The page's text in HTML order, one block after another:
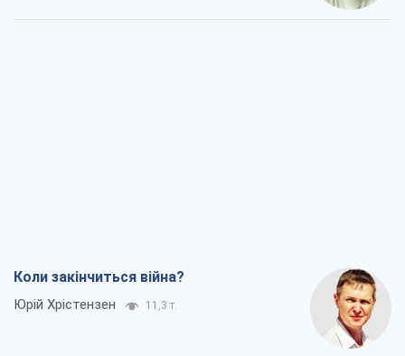
Коли закінчиться війна?
Юрій Хрістензен 11,3 т.